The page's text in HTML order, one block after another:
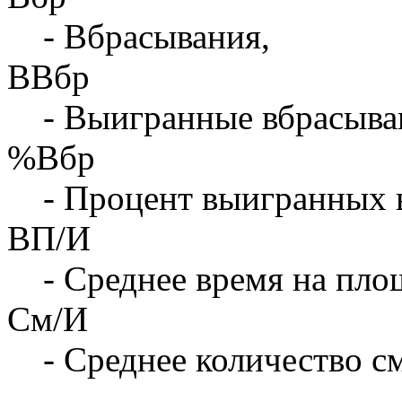
- Вбрасывания,
ВВбр
- Выигранные
%Вбр
- Процент выигранных
ВП/И
- Среднее время на
См/И
- Среднее количество